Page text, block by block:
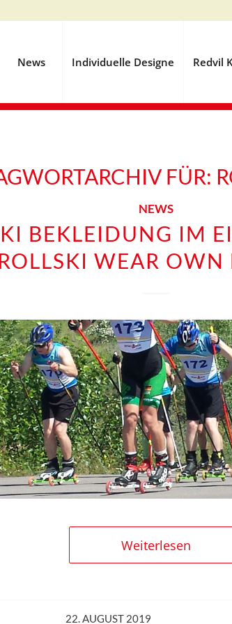
News Individuelle Designe Redvil
FÜR:
NEWS
BEKLEIDUNG IM
WEAR OWN
Weiterlesen
22. AUGUST 2019